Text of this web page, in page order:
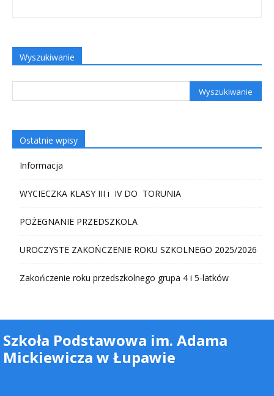
Wyszukiwanie
Ostatnie wpisy
Informacja
WYCIECZKA KLASY III i IV DO TORUNIA
POŻEGNANIE PRZEDSZKOLA
UROCZYSTE ZAKOŃCZENIE ROKU SZKOLNEGO 2025/2026
Zakończenie roku przedszkolnego grupa 4 i 5-latków
Szkoła Podstawowa im. Adama
Mickiewicza w Łupawie